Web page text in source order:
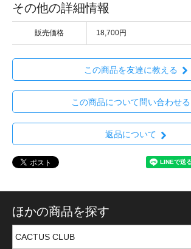
その他の詳細情報
販売価格 18,700円
この商品を友達に教える
この商品について問い合わせる
返品について
ほかの商品を探す